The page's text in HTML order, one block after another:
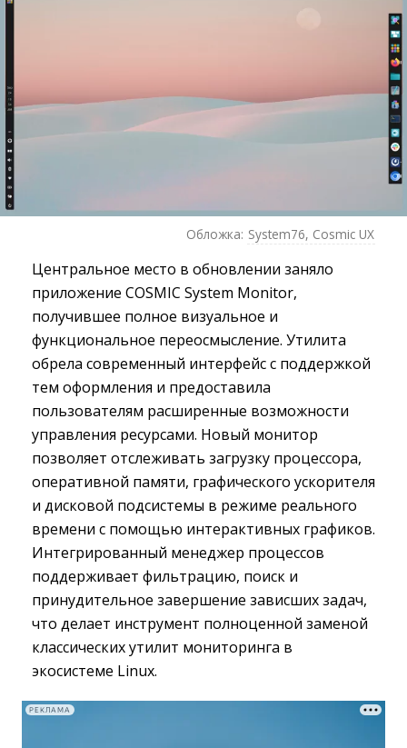
Обложка: System76, Cosmic UX
Центральное место в обновлении заняло
приложение COSMIC System Monitor,
получившее полное визуальное и
функциональное переосмысление. Утилита
обрела современный интерфейс с поддержкой
тем оформления и предоставила
пользователям расширенные возможности
управления ресурсами. Новый монитор
позволяет отслеживать загрузку процессора,
оперативной памяти, графического ускорителя
и дисковой подсистемы в режиме реального
времени с помощью интерактивных графиков.
Интегрированный менеджер процессов
поддерживает фильтрацию, поиск и
принудительное завершение зависших задач,
что делает инструмент полноценной заменой
классических утилит мониторинга в
экосистеме Linux.
РЕКЛАМА